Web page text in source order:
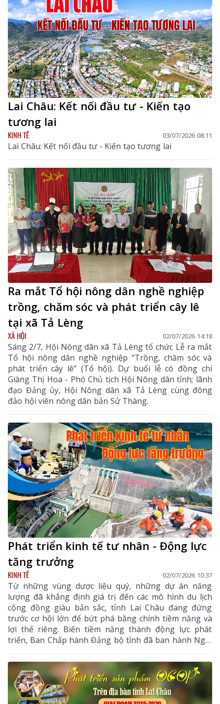
Lai Châu: Kết nối đầu tư - Kiến tạo
tương lai
KINH TẾ 03/07/2026 08:11
Lai Châu: Kết nối đầu tư - Kiến tạo tương lai
Ra mắt Tổ hội nông dân nghề nghiệp
trồng, chăm sóc và phát triển cây lê
tại xã Tả Lèng
XÃ HỘI 02/07/2026 14:18
Sáng 2/7, Hội Nông dân xã Tả Lèng tổ chức Lễ ra mắt
Tổ hội nông dân nghề nghiệp “Trồng, chăm sóc và
phát triển cây lê” (Tổ hội). Dự buổi lễ có đồng chí
Giàng Thị Hoa - Phó Chủ tịch Hội Nông dân tỉnh; lãnh
đạo Đảng ủy, Hội Nông dân xã Tả Lèng cùng đông
đảo hội viên nông dân bản Sử Thàng.
Phát triển kinh tế tư nhân - Động lực
tăng trưởng
KINH TẾ 02/07/2026 10:37
Từ những vùng dược liệu quý, những dự án năng
lượng đã khẳng định giá trị đến các mô hình du lịch
cộng đồng giàu bản sắc, tỉnh Lai Châu đang đứng
trước cơ hội lớn để bứt phá bằng chính tiềm năng và
lợi thế riêng. Biến tiềm năng thành động lực phát
triển, Ban Chấp hành Đảng bộ tỉnh đã ban hành Nghị
quyết số 09-NQ/TU, ngày 4/3/2026 về “Nâng cao hiệu
quả thu hút đầu tư, phát triển kinh tế tư nhân thành
động lực quan trọng trong phát triển kinh tế - xã hội
tỉnh Lai Châu giai đoạn 2026 - 2030” (Nghị quyết 09).
Từ đó, mở ra kỳ vọng tạo bước đột phát mới cho Lai